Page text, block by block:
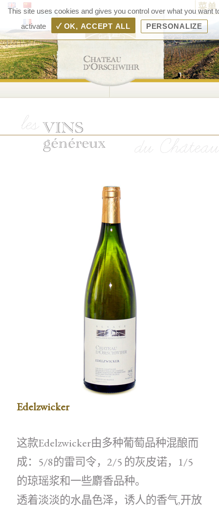
–
菜单
Edelzwicker
这款Edelzwicker由多种葡萄品种混酿而
成：5/8的雷司令，2/5 的灰皮诺，1/5
的琼瑶浆和一些麝香品种。
透着淡淡的水晶色泽，诱人的香气,开放
This site uses cookies and gives you control over what you want
activate
✓ OK, ACCEPT ALL PERSONALIZE